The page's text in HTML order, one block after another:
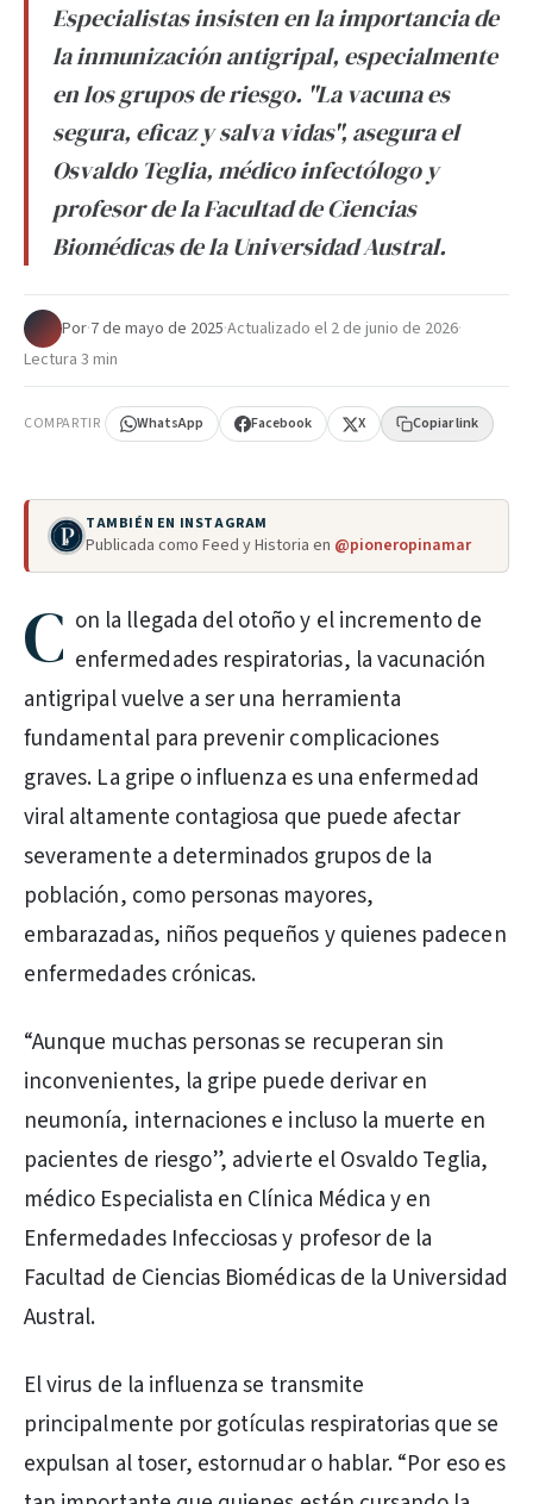
Especialistas insisten en la importancia de
la inmunización antigripal, especialmente
en los grupos de riesgo. "La vacuna es
segura, eficaz y salva vidas", asegura el
Osvaldo Teglia, médico infectólogo y
profesor de la Facultad de Ciencias
Biomédicas de la Universidad Austral.
Por·7 de mayo de 2025·Actualizado el 2 de junio de 2026·
Lectura 3 min
COMPARTIR WhatsApp Facebook X Copiar link
TAMBIÉN EN INSTAGRAM
Publicada como Feed y Historia en @pioneropinamar
C on la llegada del otoño y el incremento de
enfermedades respiratorias, la vacunación
antigripal vuelve a ser una herramienta
fundamental para prevenir complicaciones
graves. La gripe o influenza es una enfermedad
viral altamente contagiosa que puede afectar
severamente a determinados grupos de la
población, como personas mayores,
embarazadas, niños pequeños y quienes padecen
enfermedades crónicas.
“Aunque muchas personas se recuperan sin
inconvenientes, la gripe puede derivar en
neumonía, internaciones e incluso la muerte en
pacientes de riesgo”, advierte el Osvaldo Teglia,
médico Especialista en Clínica Médica y en
Enfermedades Infecciosas y profesor de la
Facultad de Ciencias Biomédicas de la Universidad
Austral.
El virus de la influenza se transmite
principalmente por gotículas respiratorias que se
expulsan al toser, estornudar o hablar. “Por eso es